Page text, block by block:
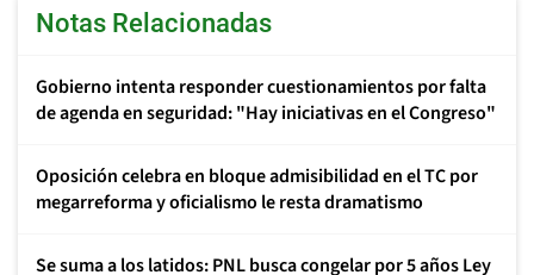
Notas Relacionadas
Gobierno intenta responder cuestionamientos por falta
de agenda en seguridad: "Hay iniciativas en el Congreso"
Oposición celebra en bloque admisibilidad en el TC por
megarreforma y oficialismo le resta dramatismo
Se suma a los latidos: PNL busca congelar por 5 años Ley